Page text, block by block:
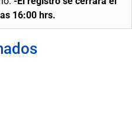
16:00 hrs.